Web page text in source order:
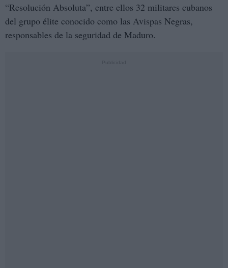
“Resolución Absoluta”, entre ellos 32 militares cubanos
del grupo élite conocido como las Avispas Negras,
responsables de la seguridad de Maduro.